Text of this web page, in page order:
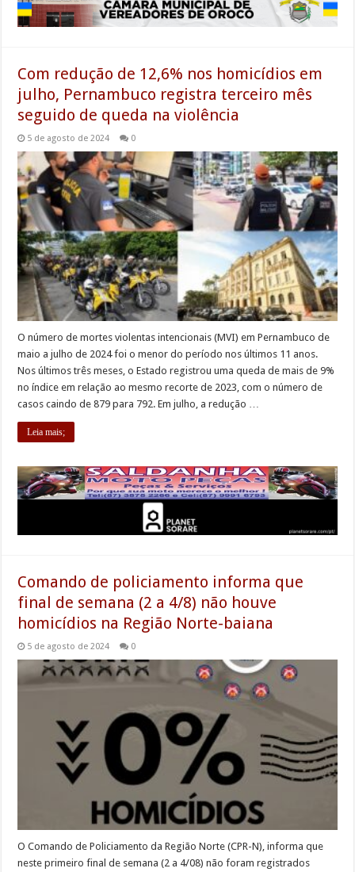
Com redução de 12,6% nos homicídios em
julho, Pernambuco registra terceiro mês
seguido de queda na violência
5 de agosto de 2024 0
O número de mortes violentas intencionais (MVI) em Pernambuco de
maio a julho de 2024 foi o menor do período nos últimos 11 anos.
Nos últimos três meses, o Estado registrou uma queda de mais de 9%
no índice em relação ao mesmo recorte de 2023, com o número de
casos caindo de 879 para 792. Em julho, a redução …
Leia mais;
Comando de policiamento informa que
final de semana (2 a 4/8) não houve
homicídios na Região Norte-baiana
5 de agosto de 2024 0
O Comando de Policiamento da Região Norte (CPR-N), informa que
neste primeiro final de semana (2 a 4/08) não foram registrados